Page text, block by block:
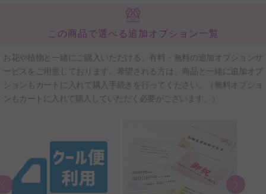
この商品で選べる追加オプション一覧
お花や植物と一緒にご購入いただける、有料・無料の追加オプションサ
ービスをご用意しております。希望される方は、商品と一緒に追加オプ
ションもカートに入れて購入手続きを行ってください。（無料オプショ
ンもカートに入れて購入していただく必要がございます。）